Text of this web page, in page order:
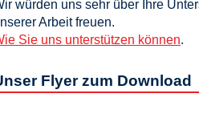
würden uns sehr über Ihre
Arbeit freuen.
Sie uns unterstützen können.
Flyer zum Download